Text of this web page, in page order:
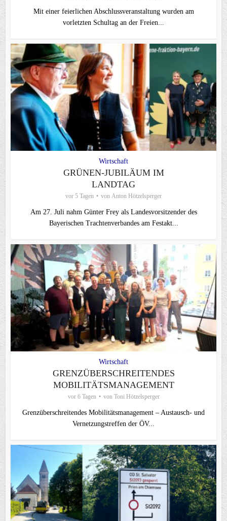
Mit einer feierlichen Abschlussveranstaltung wurden am
vorletzten Schultag an der Freien...
Wirtschaft
GRÜNEN-JUBILÄUM IM
LANDTAG
vor 5 Tagen von Anton Hötzelsperger
Am 27. Juli nahm Günter Frey als Landesvorsitzender des
Bayerischen Trachtenverbandes am Festakt...
Wirtschaft
GRENZÜBERSCHREITENDES
MOBILITÄTSMANAGEMENT
vor 6 Tagen von Toni Hötzelsperger
Grenzüberschreitendes Mobilitätsmanagement – Austausch- und
Vernetzungstreffen der ÖV...